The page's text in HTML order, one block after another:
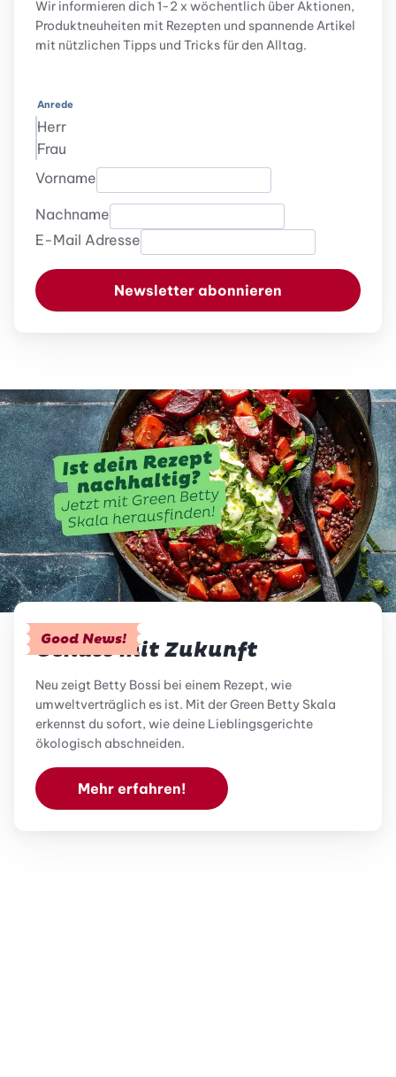
Wir informieren dich 1-2 x wöchentlich über Aktionen,
Produktneuheiten mit Rezepten und spannende Artikel
mit nützlichen Tipps und Tricks für den Alltag.
Anrede
Herr
Frau
Vorname
Nachname
E-Mail Adresse
Newsletter abonnieren
Good News!
Genuss mit Zukunft
Neu zeigt Betty Bossi bei einem Rezept, wie
umweltverträglich es ist. Mit der Green Betty Skala
erkennst du sofort, wie deine Lieblingsgerichte
ökologisch abschneiden.
Mehr erfahren!